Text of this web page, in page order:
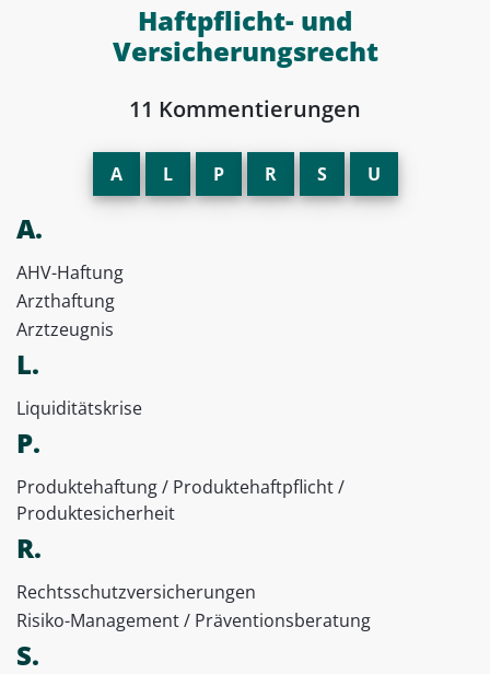
Haftpflicht- und
Versicherungsrecht
11 Kommentierungen
A L P R S U
A.
AHV-Haftung
Arzthaftung
Arztzeugnis
L.
Liquiditätskrise
P.
Produktehaftung / Produktehaftpflicht /
Produktesicherheit
R.
Rechtsschutzversicherungen
Risiko-Management / Präventionsberatung
S.